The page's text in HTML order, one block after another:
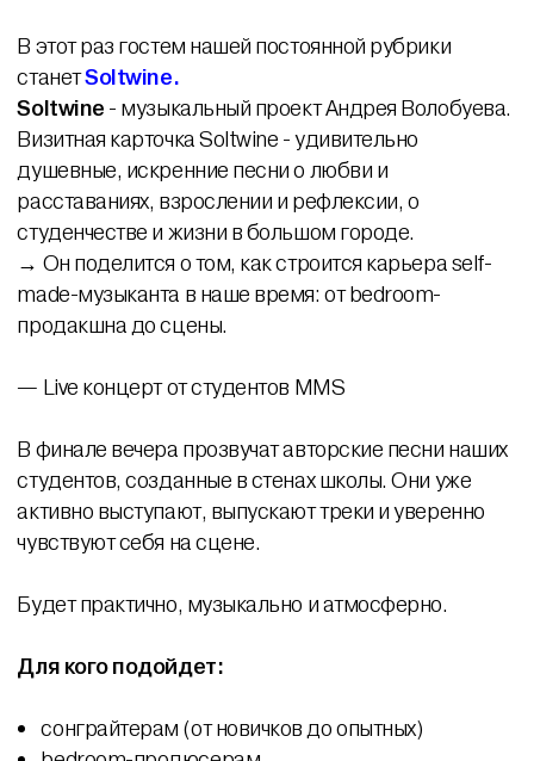
В этот раз гостем нашей постоянной рубрики
станетSoltwine.
Soltwine - музыкальный проект Андрея Волобуева.
Визитная карточка Soltwine - удивительно
душевные, искренние песни о любви и
расставаниях, взрослении и рефлексии, о
студенчестве и жизни в большом городе.
→ Он поделится о том, как строится карьера self-
made-музыканта в наше время: от bedroom-
продакшна до сцены.
— Live концерт от студентов MMS
В финале вечера прозвучат авторские песни наших
студентов, созданные в стенах школы. Они уже
активно выступают, выпускают треки и уверенно
чувствуют себя на сцене.
Будет практично, музыкально и атмосферно.
Для кого подойдет:
сонграйтерам (от новичков до опытных)